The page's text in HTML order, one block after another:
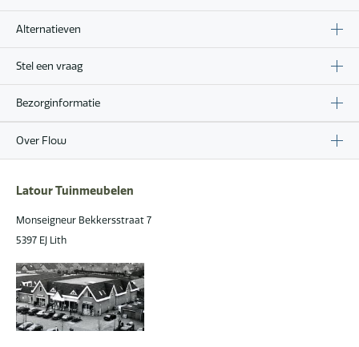
Alternatieven
Stel een vraag
Bezorginformatie
Over Flow
Latour Tuinmeubelen
Monseigneur Bekkersstraat 7
5397 EJ Lith